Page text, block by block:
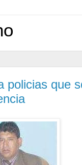
policias que